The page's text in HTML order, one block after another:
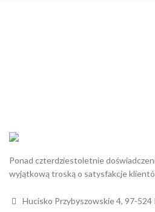
Ponad czterdziestoletnie
wyjątkową troską o satysfakcje
Hucisko Przybyszowskie 4, 97-